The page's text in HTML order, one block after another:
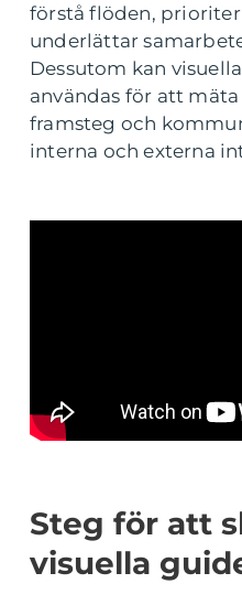
förstå flöden,
underlättar
Dessutom kan
användas för att
framsteg och
interna och externa
Steg för att
visuella